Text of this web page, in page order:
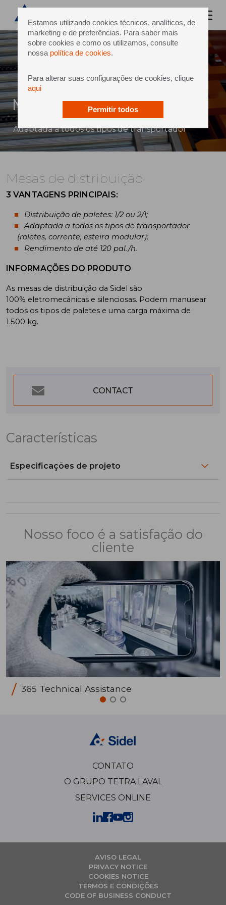
Estamos utilizando cookies técnicos, analíticos, de
marketing e de preferências. Para saber mais
sobre cookies e como os utilizamos, consulte
nossa política de cookies.
Para alterar suas configurações de cookies, clique
aqui
Permitir todos
Mesas de distribuição
Adaptada a todos os tipos de transportador
Mesas de distribuição
3 VANTAGENS PRINCIPAIS:
Distribuição de paletes: 1/2 ou 2/1;
Adaptada a todos os tipos de transportador
(roletes, corrente, esteira modular);
Rendimento de até 120 pal./h.
INFORMAÇÕES DO PRODUTO
As mesas de distribuição da Sidel são
100% eletromecânicas e silenciosas. Podem manusear
todos os tipos de paletes e uma carga máxima de
1.500 kg.
CONTACT
Características
Especificações de projeto
Nosso foco é a satisfação do
cliente
365 Technical Assistance
CONTATO
O GRUPO TETRA LAVAL
SERVICES ONLINE
AVISO LEGAL
PRIVACY NOTICE
COOKIES NOTICE
TERMOS E CONDIÇÕES
CODE OF BUSINESS CONDUCT